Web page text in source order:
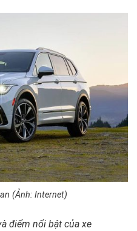
(Ảnh: Internet)
điểm nổi bật của xe